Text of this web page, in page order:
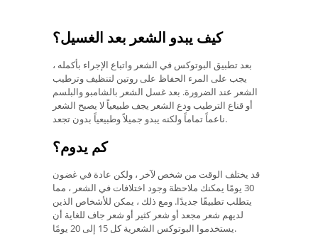
كيف يبدو الشعر بعد الغسيل؟
بعد تطبيق البوتوكس في الشعر واتباع الإجراء بأكمله ،
يجب على المرء الحفاظ على روتين لتنظيف وترطيب
الشعر عند الضرورة. بعد غسل الشعر بالشامبو والبلسم
أو قناع الترطيب ودع الشعر يجف طبيعياً لا يصبح الشعر
ناعماً تماماً ولكنه يبدو جميلاً وطبيعياً بدون تجعد.
كم يدوم؟
قد يختلف الوقت من شخص لآخر ، ولكن عادة في غضون
30 يومًا يمكنك ملاحظة وجود اختلافات في الشعر ، مما
يتطلب تطبيقًا جديدًا. ومع ذلك ، يمكن للأشخاص الذين
لديهم شعر مجعد أو شعر كثير أو شعر جاف للغاية أن
يستخدموا البوتوكس الشعرية كل 15 إلى 20 يومًا.